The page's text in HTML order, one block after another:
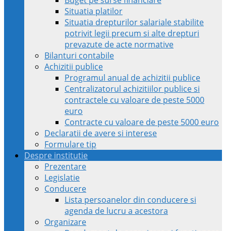
Situatia platilor
Situatia drepturilor salariale stabilite
potrivit legii precum si alte drepturi
prevazute de acte normative
Bilanturi contabile
Achizitii publice
Programul anual de achizitii publice
Centralizatorul achizitiilor publice si
contractele cu valoare de peste 5000
euro
Contracte cu valoare de peste 5000 euro
Declaratii de avere si interese
Formulare tip
Despre institutie
Prezentare
Legislatie
Conducere
Lista persoanelor din conducere si
agenda de lucru a acestora
Organizare